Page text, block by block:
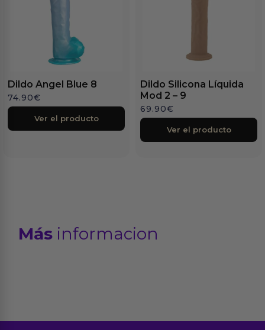
Dildo Angel Blue 8
74.90€
Ver el producto
Dildo Silicona Líquida
Mod 2 – 9
69.90€
Ver el producto
Más informacion